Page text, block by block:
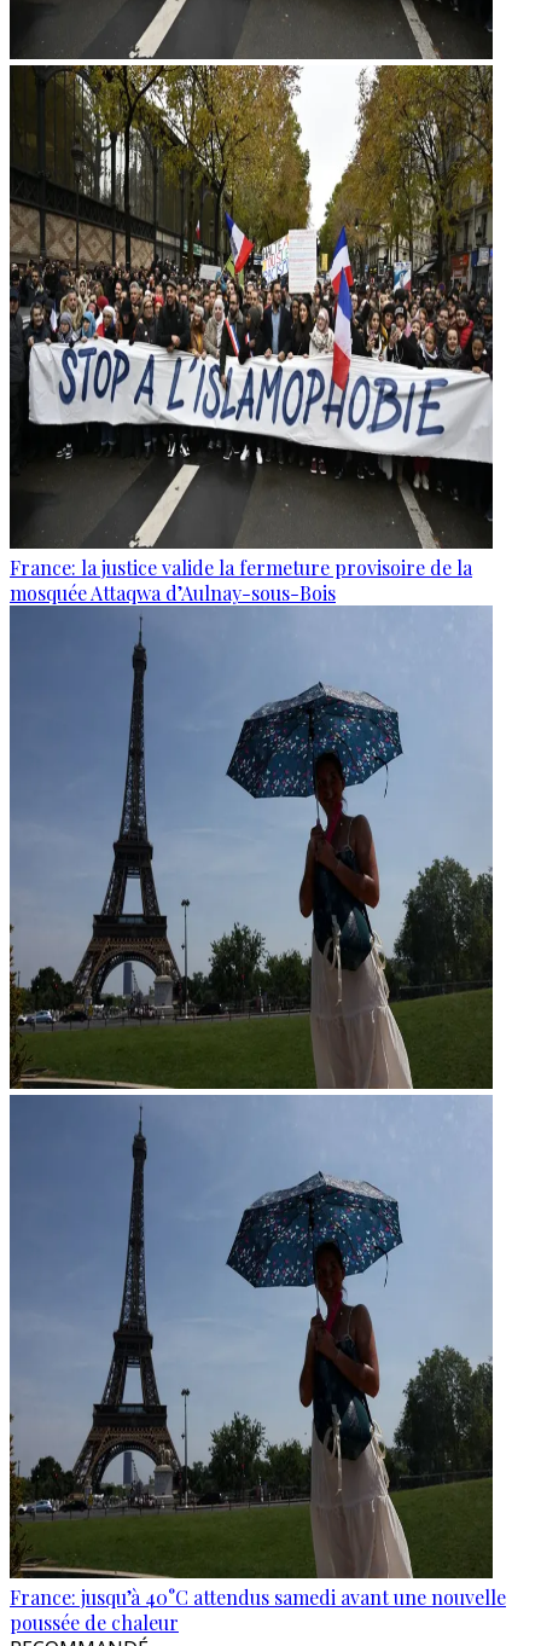
France: la justice valide la fermeture provisoire de la
mosquée Attaqwa d’Aulnay-sous-Bois
France: jusqu’à 40°C attendus samedi avant une nouvelle
poussée de chaleur